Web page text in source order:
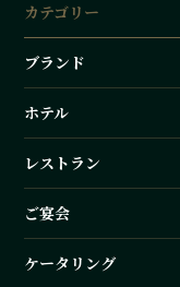
カテゴリー
ブランド
ホテル
レストラン
ご宴会
ケータリング